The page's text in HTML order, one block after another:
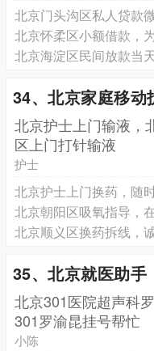
北京门头沟区私人贷款
北京怀柔区小额借款，
北京海淀区民间放款当
34、北京家庭移动
北京护士上门输液，
区上门打针输液
护士
北京护士上门换药，随
北京朝阳区吸氧指导，
北京顺义区换药拆线，
35、北京就医助手
北京301医院超声科
301罗渝昆挂号帮忙
小陈